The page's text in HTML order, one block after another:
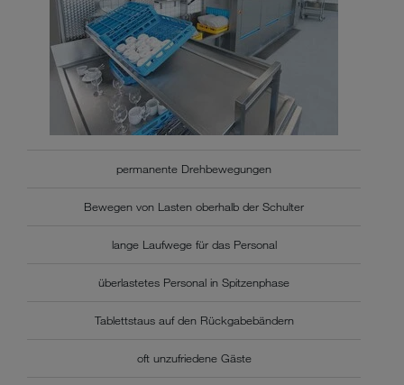
permanente Drehbewegungen
Bewegen von Lasten oberhalb der Schulter
lange Laufwege für das Personal
überlastetes Personal in Spitzenphase
Tablettstaus auf den Rückgabebändern
oft unzufriedene Gäste